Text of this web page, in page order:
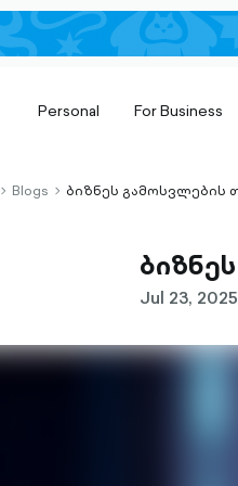
Personal For Business
chevron-
Blogs chevron-
ბიზნეს გამოსვლების
Jul 23, 2025